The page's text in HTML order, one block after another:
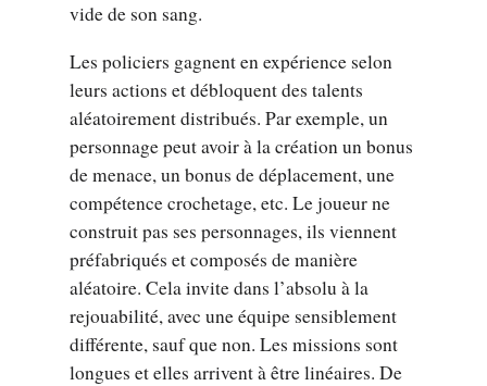
vide de son sang.
Les policiers gagnent en expérience selon
leurs actions et débloquent des talents
aléatoirement distribués. Par exemple, un
personnage peut avoir à la création un bonus
de menace, un bonus de déplacement, une
compétence crochetage, etc. Le joueur ne
construit pas ses personnages, ils viennent
préfabriqués et composés de manière
aléatoire. Cela invite dans l’absolu à la
rejouabilité, avec une équipe sensiblement
différente, sauf que non. Les missions sont
longues et elles arrivent à être linéaires. De